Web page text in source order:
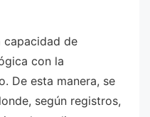
capacidad de
con la
De esta manera, se
según registros,